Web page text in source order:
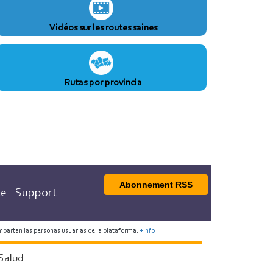
Vidéos sur les routes saines
Rutas por provincia
Support
Abonnement RSS
las personas usuarias de la plataforma. +info